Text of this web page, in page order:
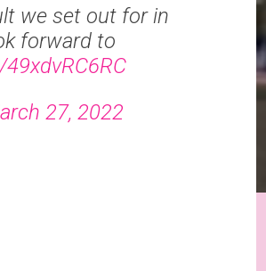
we set out for in
forward to
27, 2022